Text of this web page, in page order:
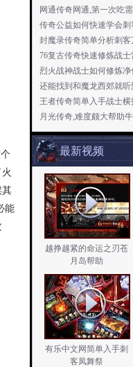
其
能
网通传奇网通,第一次吃
传奇公益如何快速学会
封魔录传奇简单分析刺客
76复古传奇快速修炼战士
烈火战神战士如何修炼净
还能找到和魔龙西郊就听
王者传奇简单入手战士横
月光传奇,难度颇大帮助
最新视频
越挣越紧的命运之刃苍
月岛帮助
有乐中文网简单入手刺
客凤舞祭